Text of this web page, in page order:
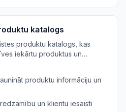
katalogs
produktu katalogs, kas
iekārtu produktus un
produktu informāciju un
un klientu iesaisti